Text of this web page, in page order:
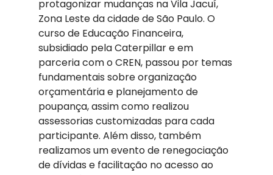
protagonizar mudanças na Vila Jacuí,
Zona Leste da cidade de São Paulo. O
curso de Educação Financeira,
subsidiado pela Caterpillar e em
parceria com o CREN, passou por temas
fundamentais sobre organização
orçamentária e planejamento de
poupança, assim como realizou
assessorias customizadas para cada
participante. Além disso, também
realizamos um evento de renegociação
de dívidas e facilitação no acesso ao